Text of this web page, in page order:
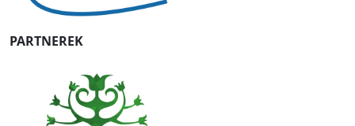
PARTNEREK